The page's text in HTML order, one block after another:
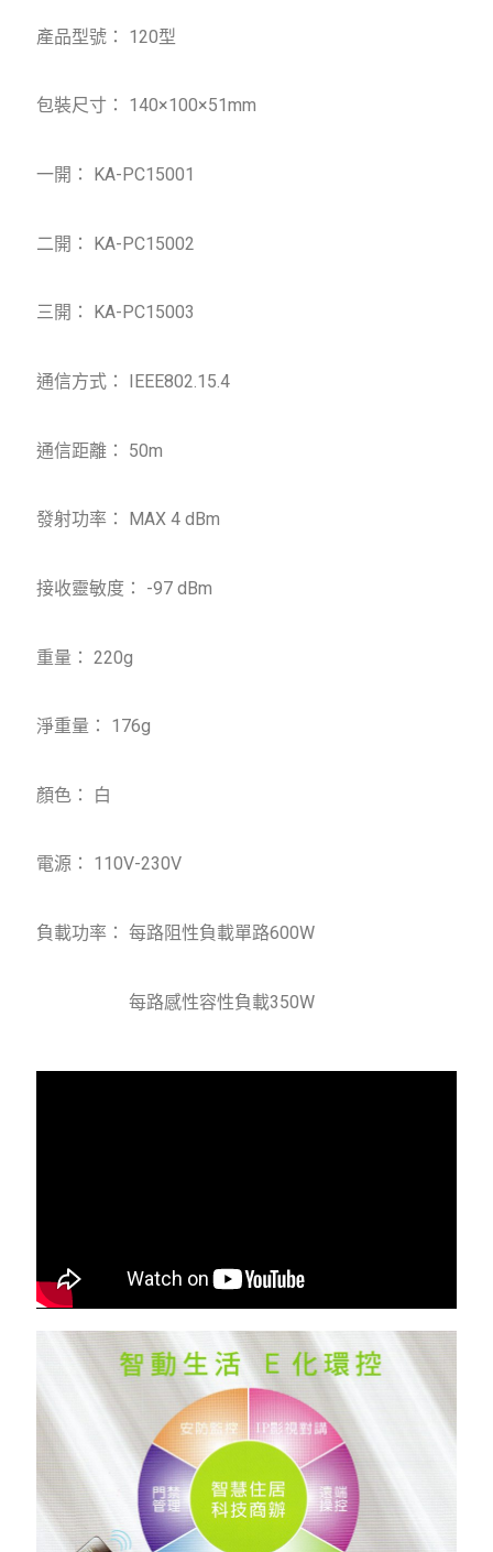
產品型號： 120型
包裝尺寸： 140×100×51mm
一開： KA-PC15001
二開： KA-PC15002
三開： KA-PC15003
通信方式： IEEE802.15.4
通信距離： 50m
發射功率： MAX 4 dBm
接收靈敏度： -97 dBm
重量： 220g
淨重量： 176g
顏色： 白
電源： 110V-230V
負載功率： 每路阻性負載單路600W
每路感性容性負載350W